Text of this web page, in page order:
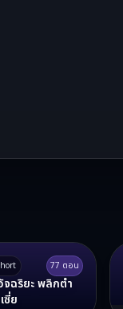
77 ตอน
จฉริยะ พลิกตำ
ซี่ย